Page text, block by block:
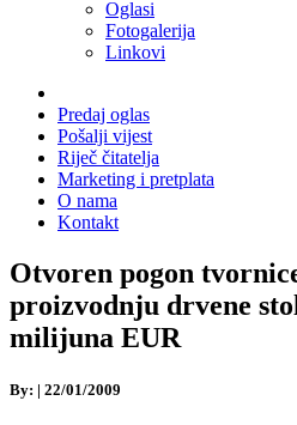
Oglasi
Fotogalerija
Linkovi
Predaj oglas
Pošalji vijest
Riječ čitatelja
Marketing i pretplata
O nama
Kontakt
Otvoren pogon
proizvodnju drvene
milijuna EUR
By: | 22/01/2009